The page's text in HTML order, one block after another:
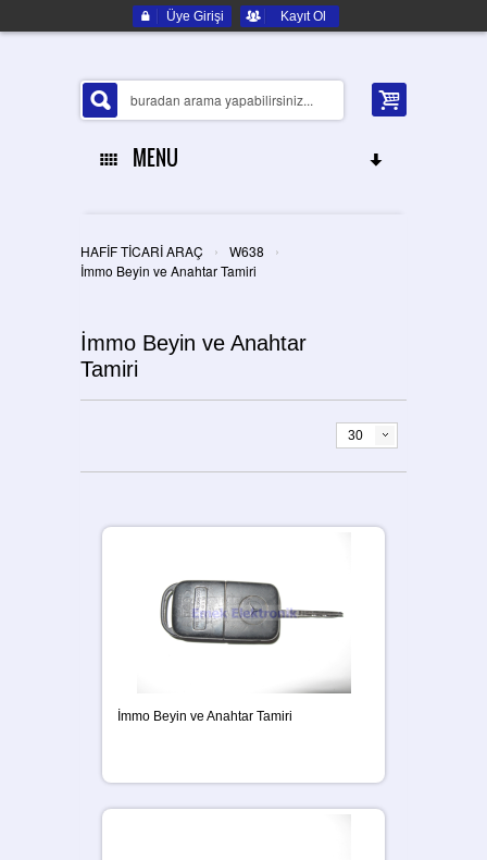
Üye Girişi Kayıt Ol
MENU
HAKKIMIZDA
İLETIŞIM
HAFİF TİCARİ ARAÇ › W638
›
İmmo Beyin ve Anahtar Tamiri
İmmo Beyin ve Anahtar
Tamiri
30
İmmo Beyin ve Anahtar Tamiri